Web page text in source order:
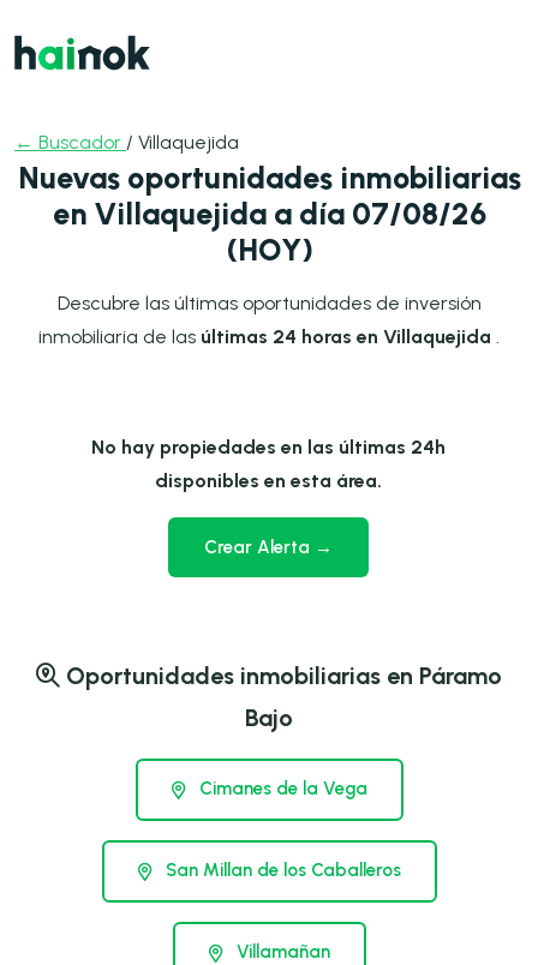
← Buscador / Villaquejida
Nuevas oportunidades inmobiliarias
en Villaquejida a día 07/08/26
(HOY)
Descubre las últimas oportunidades de inversión
inmobiliaria de las últimas 24 horas en Villaquejida
No hay propiedades en las últimas 24h
disponibles en esta área.
Crear Alerta →
Oportunidades inmobiliarias en Páramo
Bajo
Cimanes de la Vega
San Millan de los Caballeros
Villamañan